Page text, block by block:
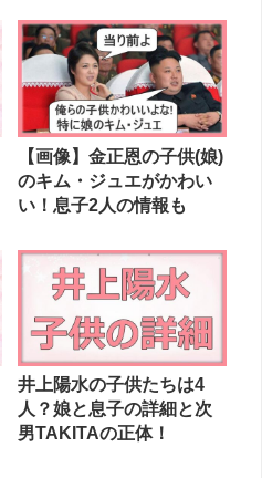
【画像】金正恩の子供(娘)
のキム・ジュエがかわい
い！息子2人の情報も
井上陽水の子供たちは4
人？娘と息子の詳細と次
男TAKITAの正体！